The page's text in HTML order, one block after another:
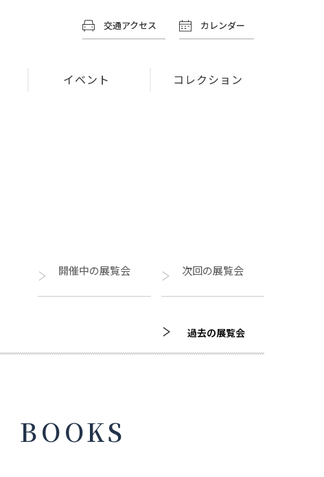
交通アクセス カレンダー
イベント コレクション
開催中の展覧会 次回の展覧会
過去の展覧会